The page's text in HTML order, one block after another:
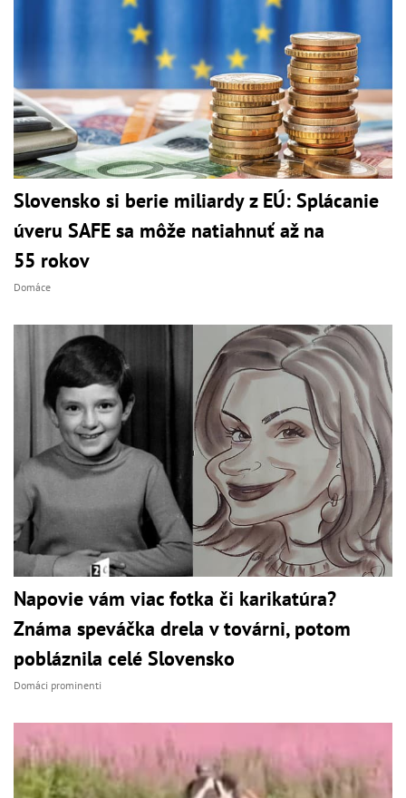
Slovensko si berie miliardy z EÚ: Splácanie
úveru SAFE sa môže natiahnuť až na
55 rokov
Domáce
Napovie vám viac fotka či karikatúra?
Známa speváčka drela v továrni, potom
pobláznila celé Slovensko
Domáci prominenti